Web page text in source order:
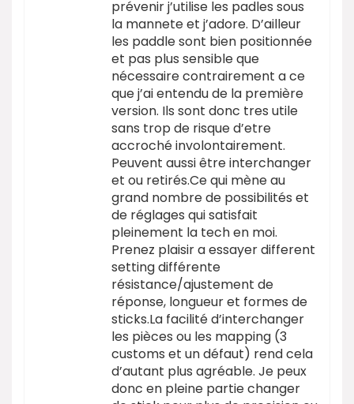
prévenir j’utilise les padles sous
la mannete et j’adore. D’ailleur
les paddle sont bien positionnée
et pas plus sensible que
nécessaire contrairement a ce
que j’ai entendu de la première
version. Ils sont donc tres utile
sans trop de risque d’etre
accroché involontairement.
Peuvent aussi être interchanger
et ou retirés.Ce qui mène au
grand nombre de possibilités et
de réglages qui satisfait
pleinement la tech en moi.
Prenez plaisir a essayer different
setting différente
résistance/ajustement de
réponse, longueur et formes de
sticks.La facilité d’interchanger
les pièces ou les mapping (3
customs et un défaut) rend cela
d’autant plus agréable. Je peux
donc en pleine partie changer